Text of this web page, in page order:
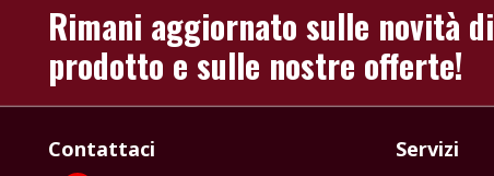
Rimani aggiornato sulle novità di
prodotto e sulle nostre offerte!
Contattaci Servizi